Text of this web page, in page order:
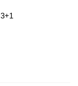
3+1